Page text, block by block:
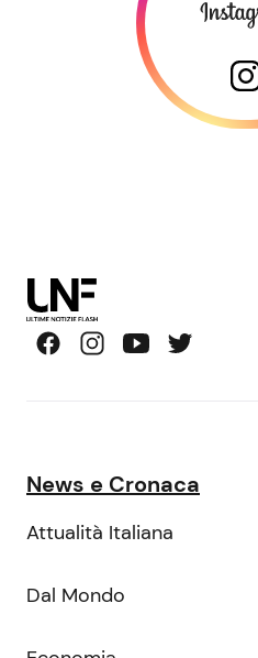
News e Cronaca
Attualità Italiana
Dal Mondo